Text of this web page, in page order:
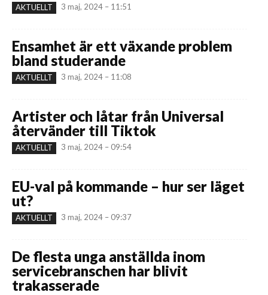
AKTUELLT 3 maj, 2024 – 11:51
Ensamhet är ett växande problem
bland studerande
AKTUELLT 3 maj, 2024 – 11:08
Artister och låtar från Universal
återvänder till Tiktok
AKTUELLT 3 maj, 2024 – 09:54
EU-val på kommande – hur ser läget
ut?
AKTUELLT 3 maj, 2024 – 09:37
De flesta unga anställda inom
servicebranschen har blivit
trakasserade